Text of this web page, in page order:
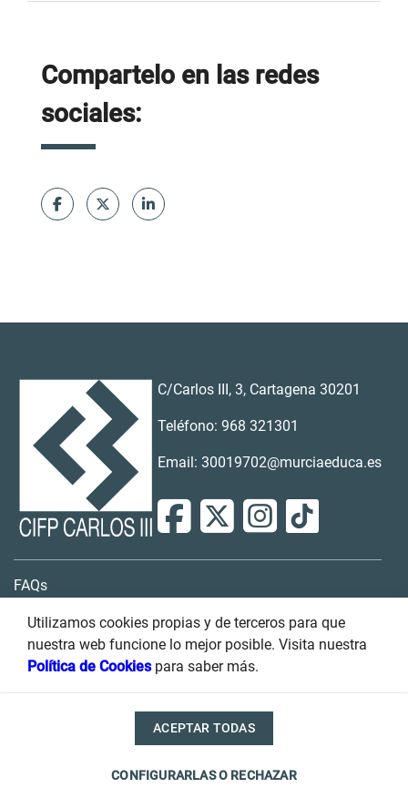
Utilizamos cookies propias y de terceros para que
nuestra web funcione lo mejor posible. Visita nuestra
Política de Cookiespara saber más.
CONFIGURARLAS O RECHAZAR
ACEPTAR TODAS
Compartelo en las redes
sociales:
C/Carlos III, 3, Cartagena 30201
Teléfono: 968 321301
Email: 30019702@murciaeduca.es
FAQs
Contacto
Buzón de sugerencias
Transparencia